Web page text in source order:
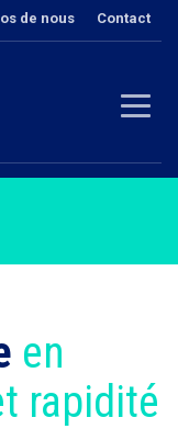
de nous Contact
en
rapidité